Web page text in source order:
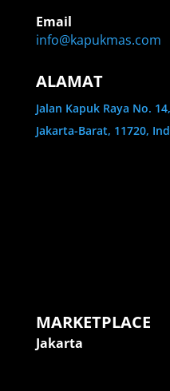
Email
info@kapukmas.com
ALAMAT
Jalan Kapuk Raya No.
Jakarta-Barat, 11720,
MARKETPLACE
Jakarta